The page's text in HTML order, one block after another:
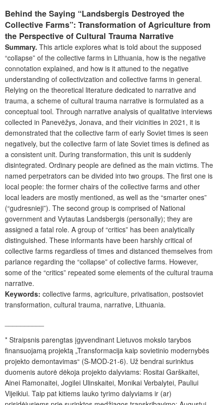
Behind the Saying “Landsbergis Destroyed the
Collective Farms”: Transformation of Agriculture from
the Perspective of Cultural Trauma Narrative
Summary. This article explores what is told about the supposed
“collapse” of the collective farms in Lithuania, how is the negative
connotation explained, and how is it attuned to the negative
understanding of collectivization and collective farms in general.
Relying on the theoretical literature dedicated to narrative and
trauma, a scheme of cultural trauma narrative is formulated as a
conceptual tool. Through narrative analysis of qualitative interviews
collected in Panevėžys, Jonava, and their vicinities in 2021, it is
demonstrated that the collective farm of early Soviet times is seen
negatively, but the collective farm of late Soviet times is defined as
a consistent unit. During transformation, this unit is suddenly
disintegrated. Ordinary people are defined as the main victims. The
named perpetrators can be divided into two groups. The first one is
local people: the former chairs of the collective farms and other
local leaders are mostly mentioned, as well as the “smarter ones”
(“gudresnieji”). The second group is comprised of National
government and Vytautas Landsbergis (personally); they are
assigned a fatal role. A group of “critics” has been analytically
distinguished. These informants have been harshly critical of
collective farms regardless of times and distanced themselves from
parlance regarding the “collapse” of collective farms. However,
some of the “critics” repeated some elements of the cultural trauma
narrative.
Keywords: collective farms, agriculture, privatisation, postsoviet
transformation, cultural trauma, narrative, Lithuania.
* Straipsnis parengtas įgyvendinant Lietuvos mokslo tarybos
finansuojamą projektą „Transformacija kaip sovietinio modernybės
projekto demontavimas“ (S-MOD-21-6). Už bendrai surinktus
duomenis autorė dėkoja projekto dalyviams: Rositai Garškaitei,
Ainei Ramonaitei, Jogilei Ulinskaitei, Monikai Verbalytei, Pauliui
Vijeikiui. Taip pat kitiems lauko tyrimo dalyviams ir (ar)